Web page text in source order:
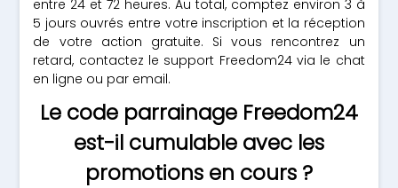
entre 24 et 72 heures. Au total, comptez environ 3 à
5 jours ouvrés entre votre inscription et la réception
de votre action gratuite. Si vous rencontrez un
retard, contactez le support Freedom24 via le chat
en ligne ou par email.
Le code parrainage Freedom24
est-il cumulable avec les
promotions en cours ?